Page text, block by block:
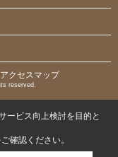
アクセスマップ
reserved.
ービス向上検討を目的と
ご確認ください。